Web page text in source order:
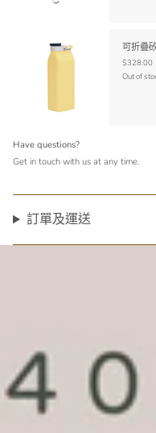
可折疊
$328.00
Out of
Have questions?
Get in touch with us at any time.
訂單及運送